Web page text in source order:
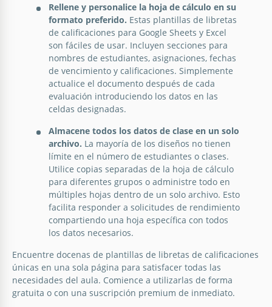
Rellene y personalice la hoja de cálculo en su
formato preferido. Estas plantillas de libretas
de calificaciones para Google Sheets y Excel
son fáciles de usar. Incluyen secciones para
nombres de estudiantes, asignaciones, fechas
de vencimiento y calificaciones. Simplemente
actualice el documento después de cada
evaluación introduciendo los datos en las
celdas designadas.
Almacene todos los datos de clase en un solo
archivo. La mayoría de los diseños no tienen
límite en el número de estudiantes o clases.
Utilice copias separadas de la hoja de cálculo
para diferentes grupos o administre todo en
múltiples hojas dentro de un solo archivo. Esto
facilita responder a solicitudes de rendimiento
compartiendo una hoja específica con todos
los datos necesarios.
Encuentre docenas de plantillas de libretas de calificaciones
únicas en una sola página para satisfacer todas las
necesidades del aula. Comience a utilizarlas de forma
gratuita o con una suscripción premium de inmediato.